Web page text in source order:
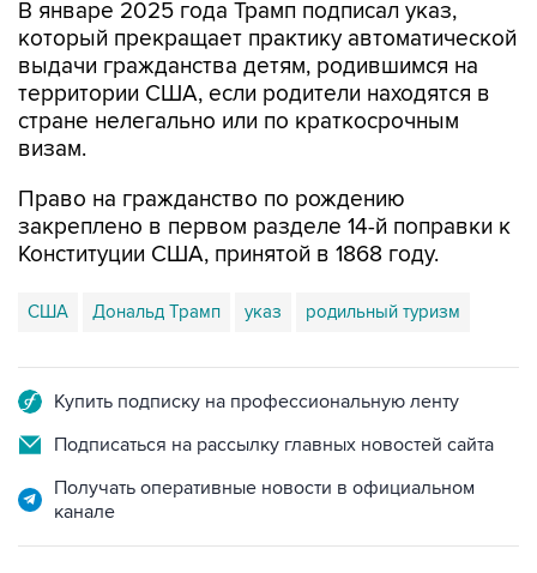
выдачи гражданства детям, родившимся на
территории США, если родители находятся в
стране нелегально или по краткосрочным
визам.
Право на гражданство по рождению
Конституции США, принятой в 1868 году.
США Дональд Трамп указ родильный туризм
Подписаться на рассылку главных новостей сайта
Получать оперативные новости в официальном
канале